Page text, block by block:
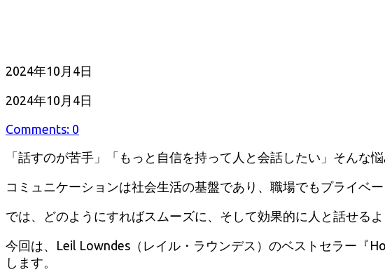
公
日
2024年10月4日
最
更
新
2024年10月4日
Comments: 0
「話すのが苦手」「もっと自信を持って人と会話したい」そんな
コミュニケーションは社会生活の基盤であり、職場でもプライベ
では、どのようにすればスムーズに、そして効果的に人と話せる
今回は、Leil Lowndes（レイル・ラウンデス）のベストセラー『
します。